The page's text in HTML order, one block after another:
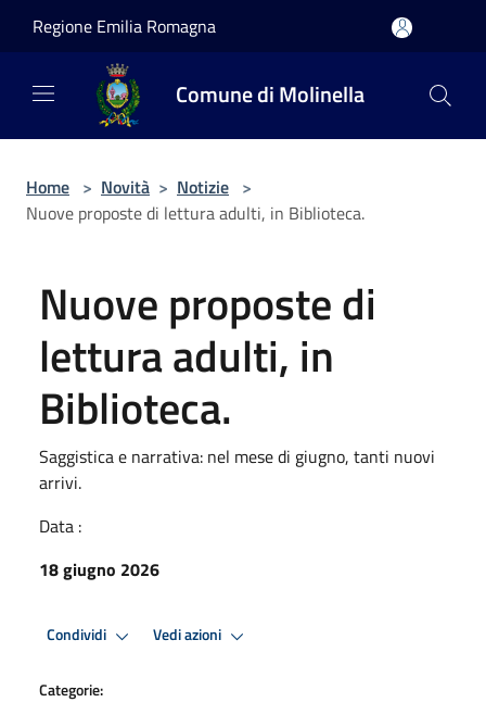
Regione Emilia Romagna
Comune di Molinella
Home > Novità > Notizie >
Nuove proposte di lettura adulti, in Biblioteca.
Nuove proposte di
lettura adulti, in
Biblioteca.
Saggistica e narrativa: nel mese di giugno, tanti nuovi
arrivi.
Data :
18 giugno 2026
Condividi Vedi azioni
Categorie: